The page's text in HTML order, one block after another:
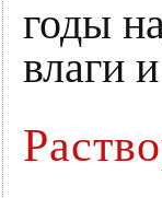
годы
влаги